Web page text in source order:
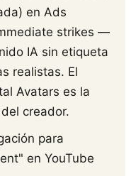
en Ads
strikes —
IA sin etiqueta
realistas. El
Avatars es la
creador.
para
en YouTube